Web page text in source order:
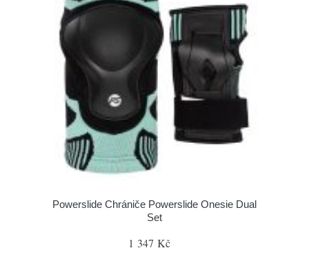
Powerslide Chrániče Powerslide Onesie Dual
Set
1 347 Kč